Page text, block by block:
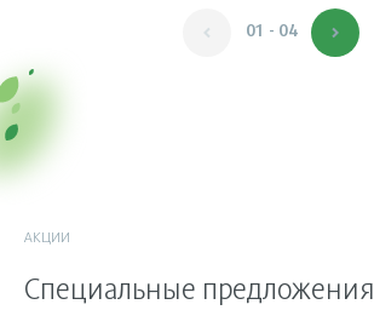
01 - 04
АКЦИИ
Специальные предложения